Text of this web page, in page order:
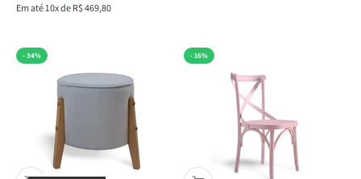
Em até 10x de R$ 469,80
- 34% - 16%